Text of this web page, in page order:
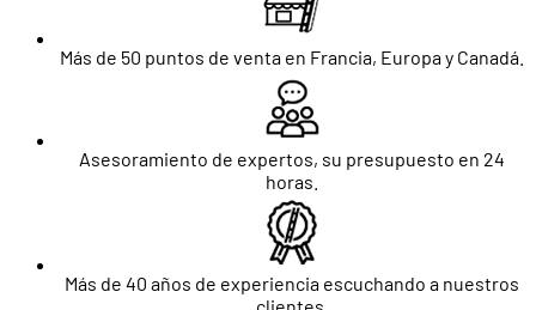
Más de 50 puntos de venta en Francia, Europa y Canadá.
Asesoramiento de expertos, su presupuesto en 24
horas.
Más de 40 años de experiencia escuchando a nuestros